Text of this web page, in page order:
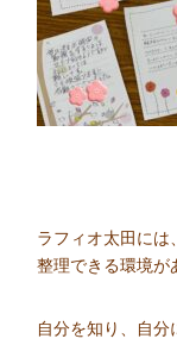
ラフィオ太田には
整理できる環境が
自分を知り、自